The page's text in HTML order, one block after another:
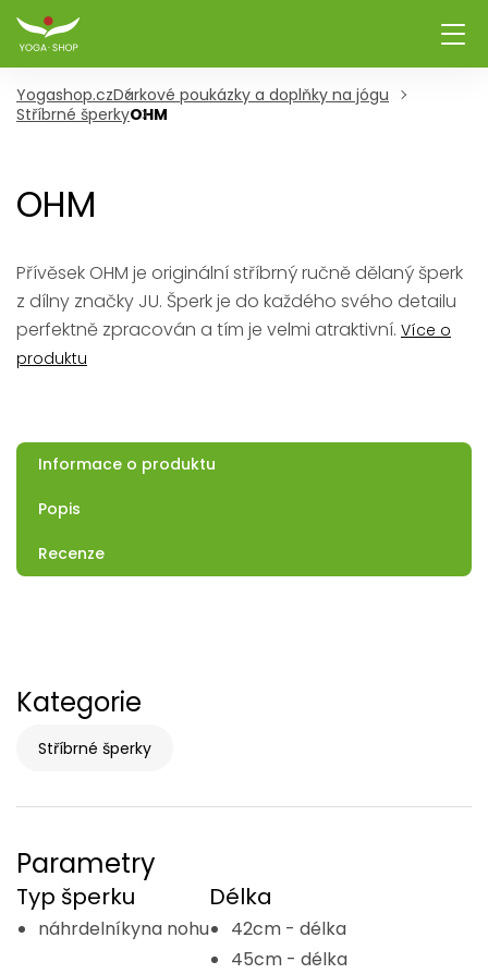
Yogashop.czDárkové poukázky a doplňky na jógu
Stříbrné šperkyOHM
OHM
Přívěsek OHM je originální stříbrný ručně dělaný šperk
z dílny značky JU. Šperk je do každého svého detailu
perfektně zpracován a tím je velmi atraktivní. Více o
produktu
Informace o produktu
Popis
Recenze
Kategorie
Stříbrné šperky
Parametry
Typ šperku
náhrdelníkyna nohu
Délka
42cm - délka
45cm - délka